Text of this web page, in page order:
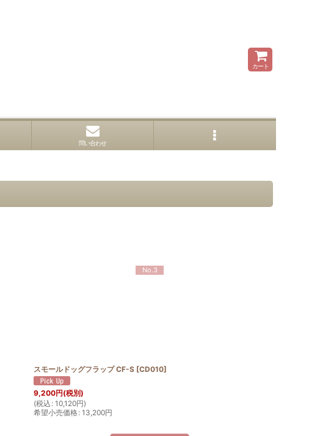
カート
問い合わせ
No.3
スモールドッグフラップ CF-S [CD010]
9,200円(税別)
(税込 : 10,120円)
希望小売価格: 13,200円